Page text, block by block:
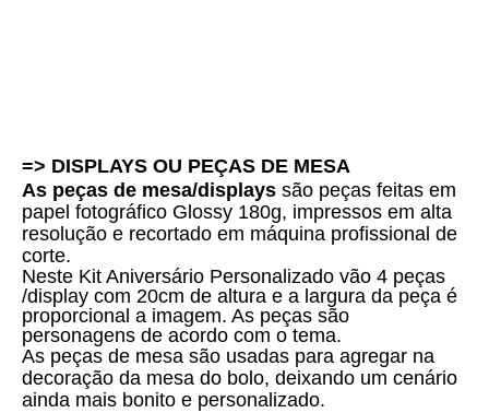
=> DISPLAYS OU PEÇAS DE MESA
As peças de mesa/displays são peças feitas em
papel fotográfico Glossy 180g, impressos em alta
resolução e recortado em máquina profissional de
corte.
Neste Kit Aniversário Personalizado vão 4 peças
/display com 20cm de altura e a largura da peça é
proporcional a imagem. As peças são
personagens de acordo com o tema.
As peças de mesa são usadas para agregar na
decoração da mesa do bolo, deixando um cenário
ainda mais bonito e personalizado.